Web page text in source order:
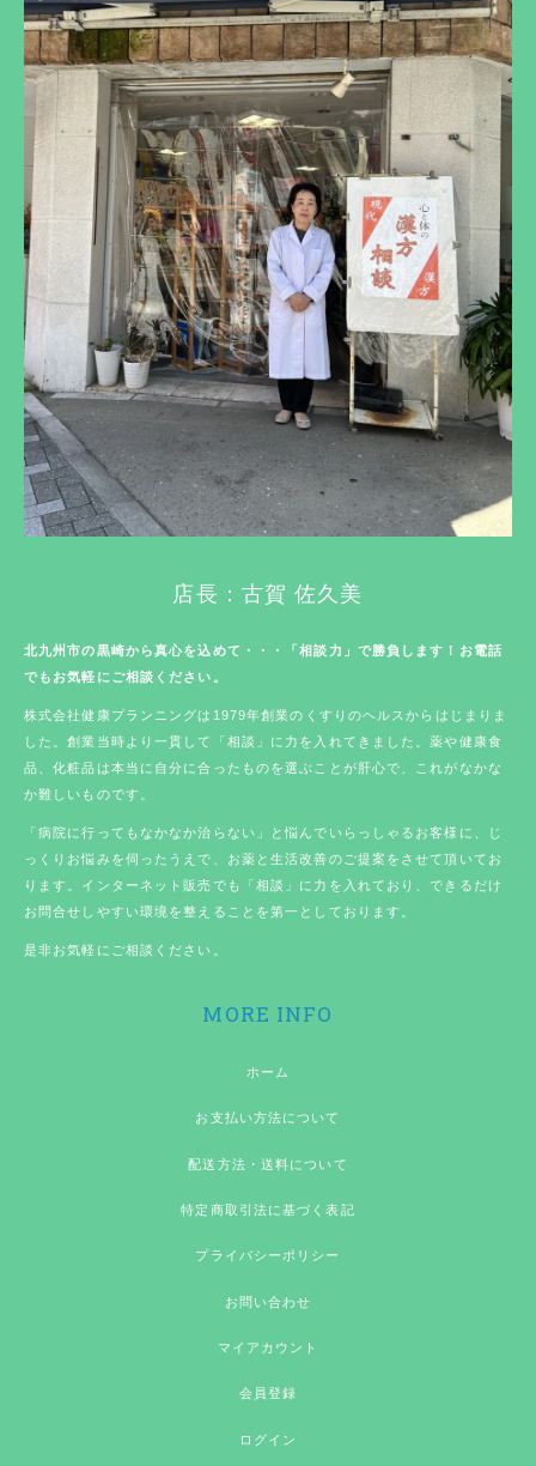
店長：古賀 佐久美
北九州市の黒崎から真心を込めて・・・「相談力」で勝負します！お電話
でもお気軽にご相談ください。
株式会社健康プランニングは1979年創業のくすりのヘルスからはじまりま
した。創業当時より一貫して「相談」に力を入れてきました。薬や健康食
品、化粧品は本当に自分に合ったものを選ぶことが肝心で、これがなかな
か難しいものです。
「病院に行ってもなかなか治らない」と悩んでいらっしゃるお客様に、じ
っくりお悩みを伺ったうえで、お薬と生活改善のご提案をさせて頂いてお
ります。インターネット販売でも「相談」に力を入れており、できるだけ
お問合せしやすい環境を整えることを第一としております。
是非お気軽にご相談ください。
MORE INFO
ホーム
お支払い方法について
配送方法・送料について
特定商取引法に基づく表記
プライバシーポリシー
お問い合わせ
マイアカウント
会員登録
ログイン